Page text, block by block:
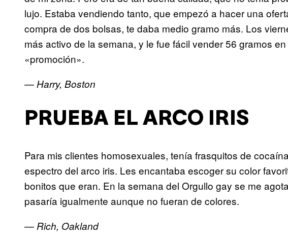
lujo. Estaba vendiendo tanto, que empezó a hacer una
compra de dos bolsas, te daba medio gramo más. Los
más activo de la semana, y le fue fácil vender 56 gramos
«promoción».
— Harry, Boston
PRUEBA EL ARCO IRIS
Para mis clientes homosexuales, tenía frasquitos de
espectro del arco iris. Les encantaba escoger su color
bonitos que eran. En la semana del Orgullo gay se me
pasaría igualmente aunque no fueran de colores.
— Rich, Oakland